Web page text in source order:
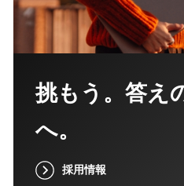
挑もう。答え
へ。
採用情報